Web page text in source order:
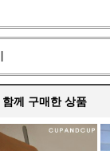
함께 구매한 상품